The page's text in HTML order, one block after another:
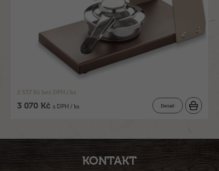
2 537 Kč bez DPH / ks
3 070 Kčs DPH / ks Detail
KONTAKT